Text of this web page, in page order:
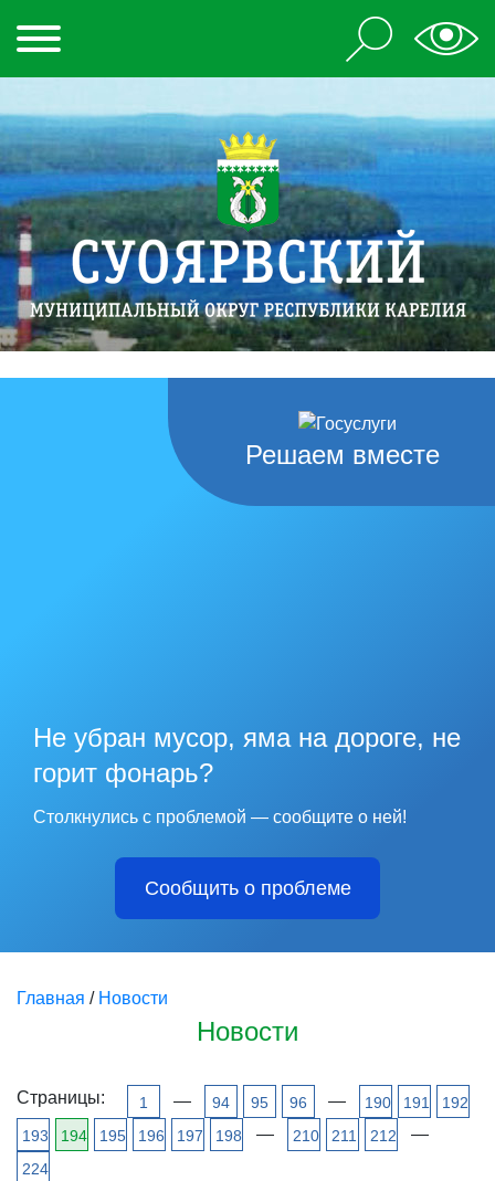
Решаем вместе
Не убран мусор, яма на дороге, не
горит фонарь?
Столкнулись с проблемой — сообщите о ней!
Сообщить о проблеме
Главная / Новости
Новости
Страницы: 1 — 94 95 96 — 190 191
192
193
194 195 196 197 198 — 210 211 212 —
224